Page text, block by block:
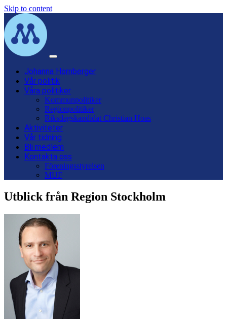
Skip to content
Main
Navigation
Johanna Hornberger
Vår politik
Våra politiker
Kommunpolitiker
Regionpolitiker
Riksdagskandidat Christian Hoas
Aktiviteter
Vår tidning
Bli medlem
Kontakta oss
Föreningsstyrelsen
MUF
Utblick från Region Stockholm